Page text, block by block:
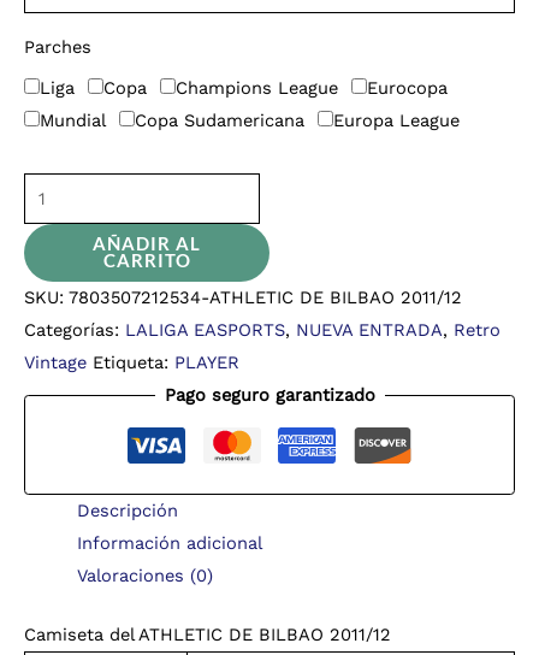
Parches
Liga
Copa Champions League
Eurocopa
Mundial
Copa Sudamericana Europa League
AÑADIR AL
CARRITO
SKU: 7803507212534-ATHLETIC DE BILBAO 2011/12
Categorías: LALIGA EASPORTS, NUEVA ENTRADA, Retro
Vintage Etiqueta: PLAYER
Pago seguro garantizado
Descripción
Información adicional
Valoraciones (0)
Camiseta del ATHLETIC DE BILBAO 2011/12